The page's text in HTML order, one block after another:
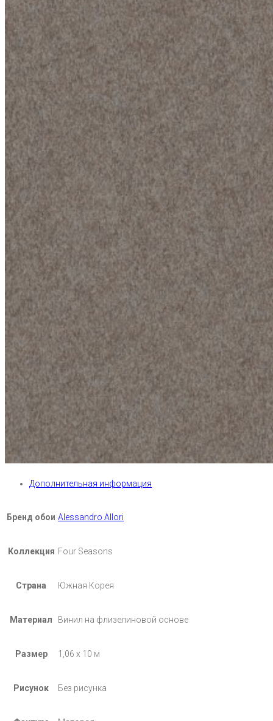
Дополнительная информация
Бренд обои Alessandro Allori
Коллекция Four Seasons
Страна Южная Корея
Материал Винил на флизелиновой основе
Размер 1,06 х 10 м
Рисунок Без рисунка